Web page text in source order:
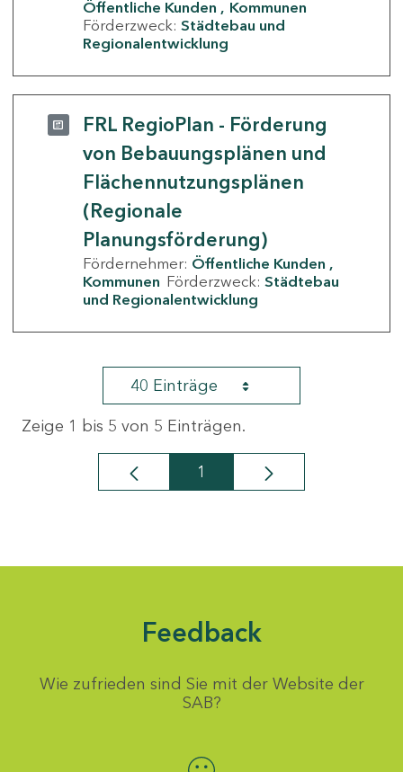
Öffentliche Kunden
Kommunen
Förderzweck: Städtebau und
Regionalentwicklung
FRL RegioPlan - Förderung
von Bebauungsplänen und
Flächennutzungsplänen
(Regionale
Planungsförderung)
Fördernehmer: Öffentliche Kunden
Kommunen Förderzweck: Städtebau
und Regionalentwicklung
40 Einträge
Zeige 1 bis 5 von 5 Einträgen.
Seite
1
Feedback
Wie zufrieden sind Sie mit der Website der
SAB?
Bewertung auswählen